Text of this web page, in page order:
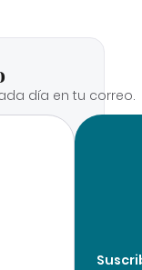
día en tu correo.